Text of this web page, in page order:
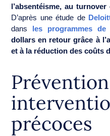
l’absentéisme, au
D’après une étude de
dans les programmes de
dollars en retour grâce à
et à la réduction des coûts
précoces